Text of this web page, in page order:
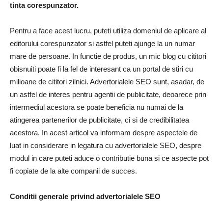
tinta corespunzator.
Pentru a face acest lucru, puteti utiliza domeniul de aplicare al
editorului corespunzator si astfel puteti ajunge la un numar
mare de persoane. In functie de produs, un mic blog cu cititori
obisnuiti poate fi la fel de interesant ca un portal de stiri cu
milioane de cititori zilnici. Advertorialele SEO sunt, asadar, de
un astfel de interes pentru agentii de publicitate, deoarece prin
intermediul acestora se poate beneficia nu numai de la
atingerea partenerilor de publicitate, ci si de credibilitatea
acestora. In acest articol va informam despre aspectele de
luat in considerare in legatura cu advertorialele SEO, despre
modul in care puteti aduce o contributie buna si ce aspecte pot
fi copiate de la alte companii de succes.
Conditii generale privind advertorialele SEO